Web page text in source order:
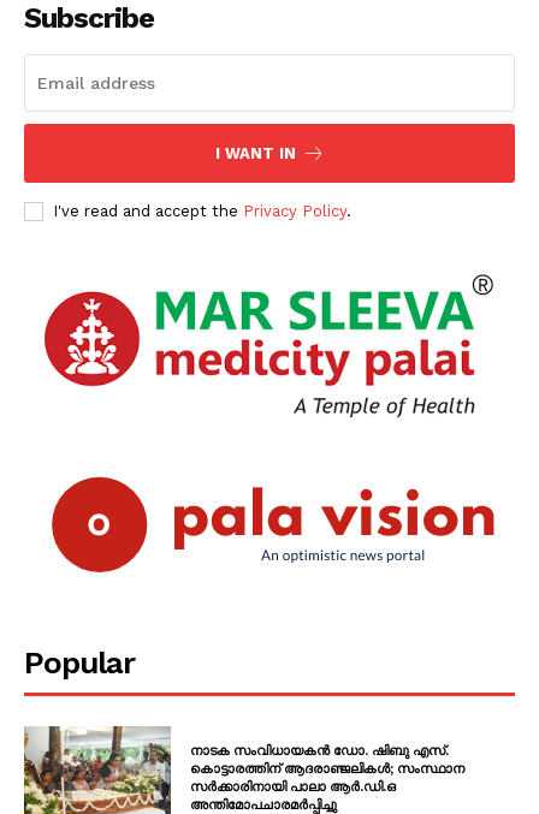
PALA VISION
About
Contact us
My account
Grievance Redressal
Subscribe
I WANT IN
I've read and accept the Privacy Policy.
Popular
നാടക സംവിധായകൻ ഡോ. ഷിബു എസ്.
കൊട്ടാരത്തിന് ആദരാഞ്ജലികൾ; സംസ്ഥാന
സർക്കാരിനായി പാലാ ആർ.ഡി.ഒ
അന്തിമോപചാരമർപ്പിച്ചു